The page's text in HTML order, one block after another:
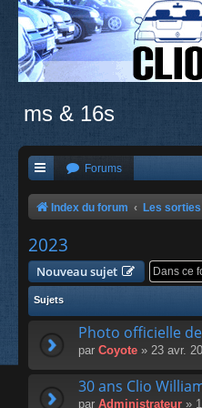
ms & 16s
Forums
Index du forum Les sorties
2023
Nouveau sujet
Sujets
Photo officielle
par Coyote » 23 avr.
30 ans Clio
par Administrateur »